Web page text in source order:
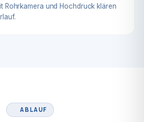
Rohrkamera und Hochdruck klären
ABLAUF